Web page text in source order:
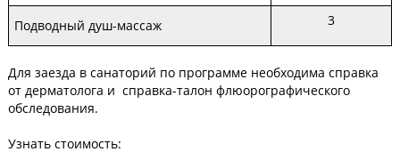
Подводный душ-массаж 3
Для заезда в санаторий по программе необходима справка
от дерматолога и справка-талон флюорографического
обследования.
Узнать стоимость: